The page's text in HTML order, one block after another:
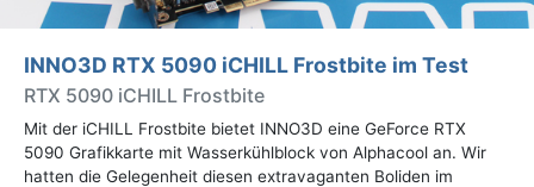
INNO3D RTX 5090 iCHILL Frostbite im Test
RTX 5090 iCHILL Frostbite
Mit der iCHILL Frostbite bietet INNO3D eine GeForce RTX
5090 Grafikkarte mit Wasserkühlblock von Alphacool an. Wir
hatten die Gelegenheit diesen extravaganten Boliden im